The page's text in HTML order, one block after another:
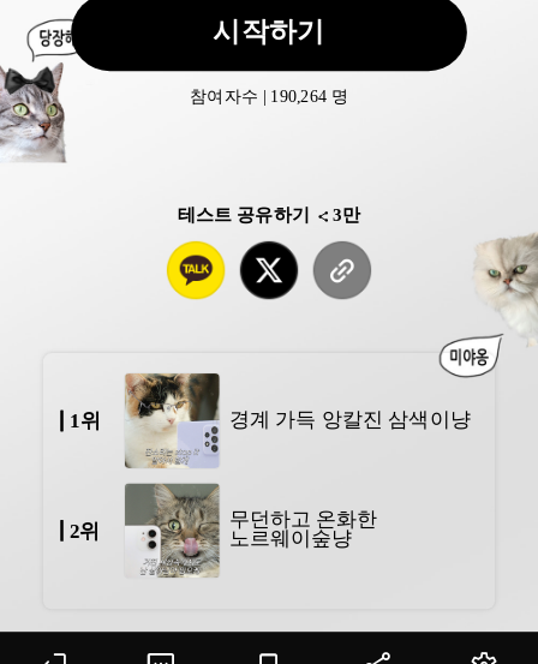
시작하기
참여자수 | 190,264 명
테스트 공유하기 3만
1위 경계 가득 앙칼진 삼색이냥
2위
무던하고 온화한
노르웨이숲냥